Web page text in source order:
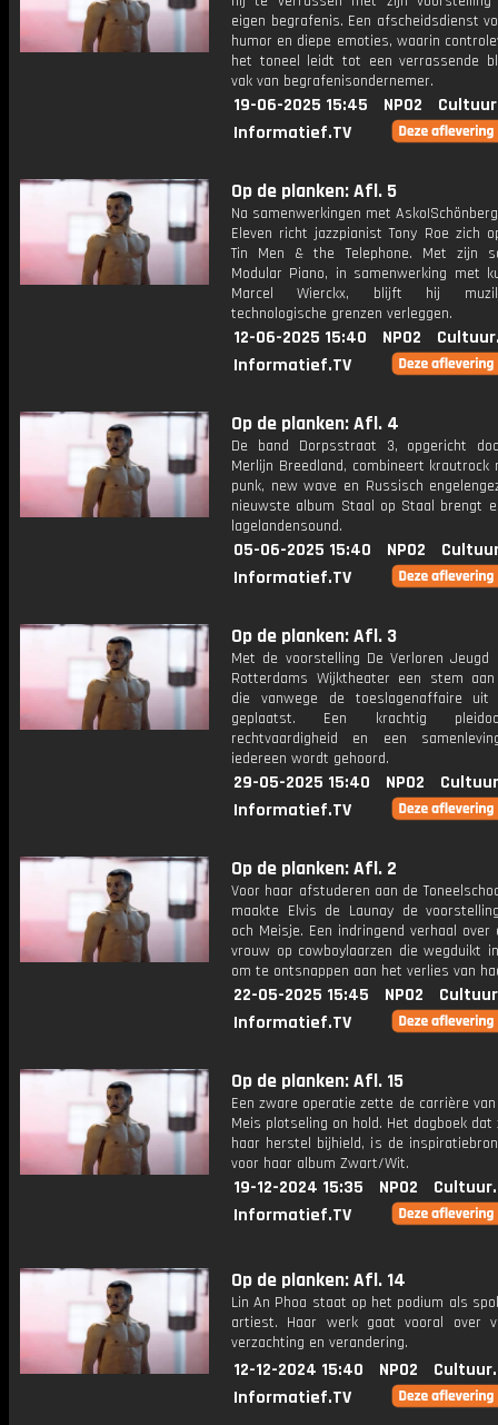
eigen begrafenis. Een afscheidsdienst
humor en diepe emoties, waarin
het toneel leidt tot een verrassende
vak van begrafenisondernemer.
19-06-2025 15:45 NPO2
Informatief.TV
Op de planken: Afl. 5
Na samenwerkingen met
Eleven richt jazzpianist Tony Roe zich
Tin Men & the Telephone. Met zijn
Modular Piano, in samenwerking met
Marcel Wierckx, blijft hij
technologische grenzen verleggen.
12-06-2025 15:40 NPO2
Informatief.TV
Op de planken: Afl. 4
De band Dorpsstraat 3, opgericht
Merlijn Breedland, combineert krautrock
punk, new wave en Russisch
nieuwste album Staal op Staal brengt
lagelandensound.
05-06-2025 15:40 NPO2
Informatief.TV
Op de planken: Afl. 3
Met de voorstelling De Verloren
Rotterdams Wijktheater een stem
die vanwege de toeslagenaffaire
geplaatst. Een krachtig
rechtvaardigheid en een
iedereen wordt gehoord.
29-05-2025 15:40 NPO2
Informatief.TV
Op de planken: Afl. 2
Voor haar afstuderen aan de
maakte Elvis de Launay de
och Meisje. Een indringend verhaal over
vrouw op cowboylaarzen die wegduikt
om te ontsnappen aan het verlies van
22-05-2025 15:45 NPO2
Informatief.TV
Op de planken: Afl. 15
Een zware operatie zette de carrière
Meis plotseling on hold. Het dagboek
haar herstel bijhield, is de
voor haar album Zwart/Wit.
19-12-2024 15:35 NPO2
Informatief.TV
Op de planken: Afl. 14
Lin An Phoa staat op het podium als
artiest. Haar werk gaat vooral over
verzachting en verandering.
12-12-2024 15:40 NPO2
Informatief.TV